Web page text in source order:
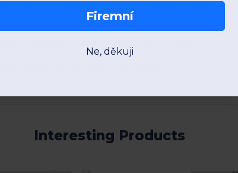
bavlněná taška pro každodenní použití.
termohrnek navržený pro udržení teploty nápojů
ideální pro schůzky a plánování.
použití s barevným úchopem a černým inkoustem.
Interesting Products
Firemní
Ne, děkuji